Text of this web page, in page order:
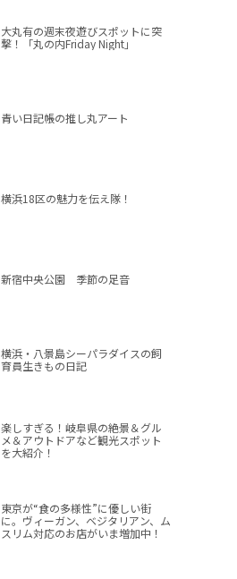
大丸有の週末夜遊びスポットに突
撃！「丸の内Friday Night」
青い日記帳の推し丸アート
横浜18区の魅力を伝え隊！
新宿中央公園 季節の足音
横浜・八景島シーパラダイスの飼
育員生きもの日記
楽しすぎる！岐阜県の絶景＆グル
メ＆アウトドアなど観光スポット
を大紹介！
東京が“食の多様性”に優しい街
に。ヴィーガン、ベジタリアン、ム
スリム対応のお店がいま増加中！